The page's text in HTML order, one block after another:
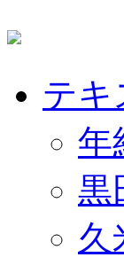
テキ
年
黒
久